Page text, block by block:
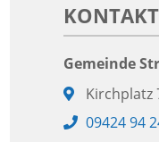
KONTAKT
Gemeinde
Adresse:
Kirchplatz
Telefon:
09424 94